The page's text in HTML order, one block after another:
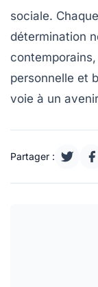
sociale.
détermination
contemporains,
personnelle et
voie à un
Partager :